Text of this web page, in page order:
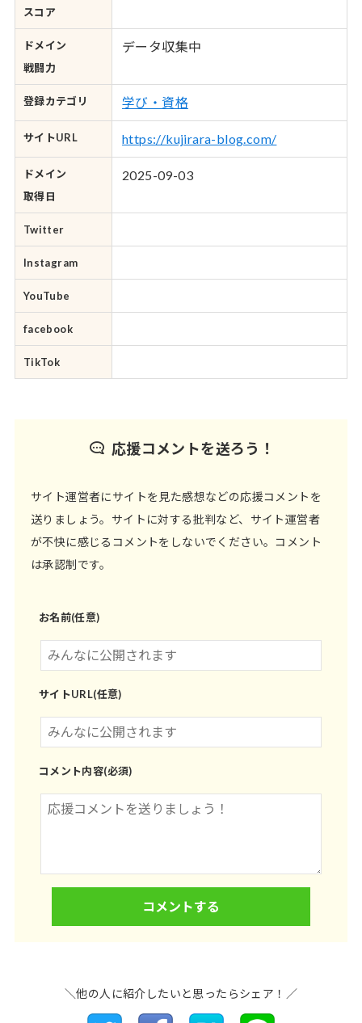
スコア
ドメイン
戦闘力
データ収集中
登録カテゴリ 学び・資格
サイトURL https://kujirara-blog.com/
ドメイン
取得日
2025-09-03
Twitter
Instagram
YouTube
facebook
TikTok
応援コメントを送ろう！
サイト運営者にサイトを見た感想などの応援コメントを
送りましょう。サイトに対する批判など、サイト運営者
が不快に感じるコメントをしないでください。コメント
は承認制です。
お名前(任意)
サイトURL(任意)
コメント内容(必須)
＼他の人に紹介したいと思ったらシェア！／